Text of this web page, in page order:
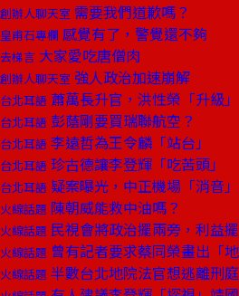
創辦人聊天室 需要我們道歉嗎？
皇甫石專欄 感覺有了，警覺還不夠
去梯言 大家愛吃唐僧肉
創辦人聊天室 強人政治加速崩解
台北耳語 蕭萬長升官，洪性榮「升級」
台北耳語 彭蔭剛要買瑞聯航空？
台北耳語 李遠哲為王令麟「站台」
台北耳語 珍古德讓李登輝「吃苦頭」
台北耳語 疑案曝光，中正機場「消音
火線話題 陳朝威能救中油嗎？
火線話題 民視會將政治擺兩旁，利益
火線話題 曾有記者要求蔡同榮畫出「地
火線話題 半數台北地院法官想逃離刑庭